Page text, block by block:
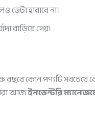
ডেটা হারাবে না।
বাড়িয়ে দেয়।
বছরে কোন পণ্যটি
আজইনভেন্টরি